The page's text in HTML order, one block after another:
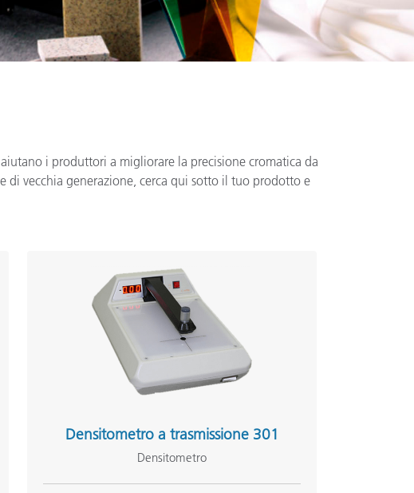
i produttori a migliorare la precisione cromatica da
di vecchia generazione, cerca qui sotto il tuo prodotto e
Densitometro a trasmissione 301
Densitometro